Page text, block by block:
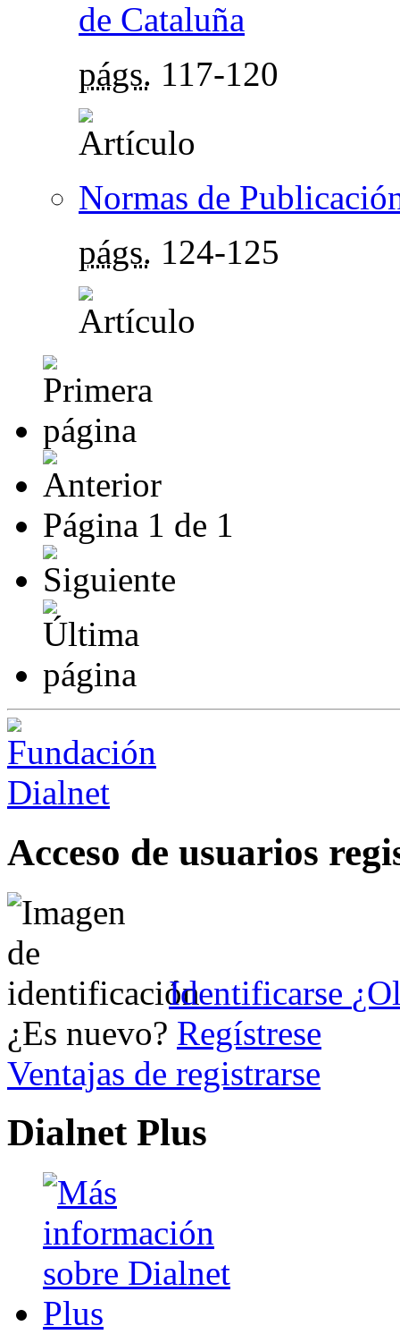
de Cataluña
págs. 117-120
Normas de
págs. 124-125
Página 1 de 1
Acceso de usuarios
Identificarse
¿Es nuevo? Regístrese
Ventajas de registrarse
Dialnet Plus